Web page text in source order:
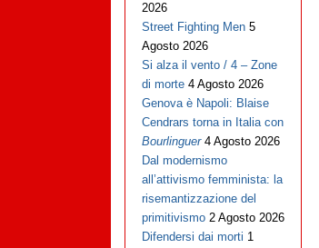
2026
Street Fighting Men 5
Agosto 2026
Si alza il vento / 4 – Zone
di morte 4 Agosto 2026
Genova è Napoli: Blaise
Cendrars torna in Italia con
Bourlinguer 4 Agosto 2026
Dal modernismo
all’attivismo femminista: la
risemantizzazione del
primitivismo 2 Agosto 2026
Difendersi dai morti 1